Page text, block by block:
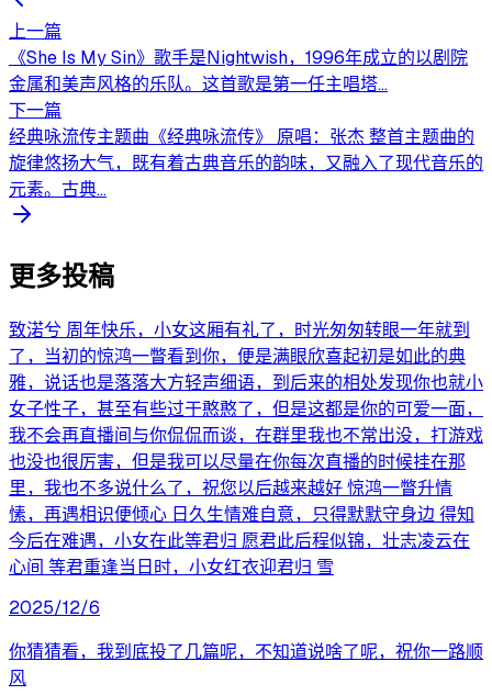
上一篇
《She Is My Sin》歌手是Nightwish，1996年成立的以剧院
金属和美声风格的乐队。这首歌是第一任主唱塔...
下一篇
经典咏流传主题曲《经典咏流传》 原唱：张杰 整首主题曲的
旋律悠扬大气，既有着古典音乐的韵味，又融入了现代音乐的
元素。古典...
更多投稿
致渃兮 周年快乐，小女这厢有礼了，时光匆匆转眼一年就到
了，当初的惊鸿一瞥看到你，便是满眼欣喜起初是如此的典
雅，说话也是落落大方轻声细语，到后来的相处发现你也就小
女子性子，甚至有些过于憨憨了，但是这都是你的可爱一面，
我不会再直播间与你侃侃而谈，在群里我也不常出没，打游戏
也没也很厉害，但是我可以尽量在你每次直播的时候挂在那
里，我也不多说什么了，祝您以后越来越好 惊鸿一瞥升情
愫，再遇相识便倾心 日久生情难自意，只得默默守身边 得知
今后在难遇，小女在此等君归 愿君此后程似锦，壮志凌云在
心间 等君重逢当日时，小女红衣迎君归 雪
2025/12/6
你猜猜看，我到底投了几篇呢，不知道说啥了呢，祝你一路顺
风